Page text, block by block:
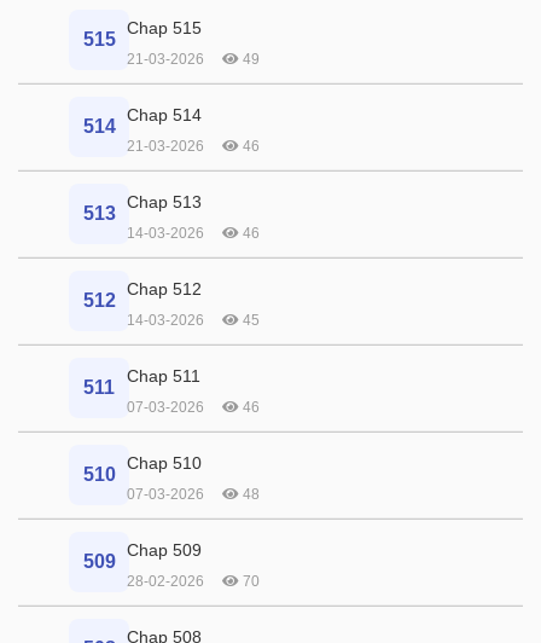
515
Chap 515
21-03-2026 49
514
Chap 514
21-03-2026 46
513
Chap 513
14-03-2026 46
512
Chap 512
14-03-2026 45
511
Chap 511
07-03-2026 46
510
Chap 510
07-03-2026 48
509
Chap 509
28-02-2026 70
Chap 508